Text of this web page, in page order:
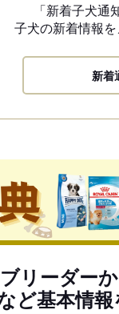
「新着子犬通
子犬の新着情報を
新着
リーダー
ど基本情